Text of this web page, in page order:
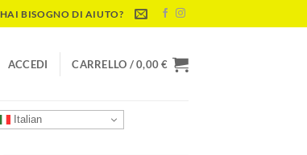
HAI BISOGNO DI AIUTO?
ACCEDI CARRELLO /0,00€
Italian